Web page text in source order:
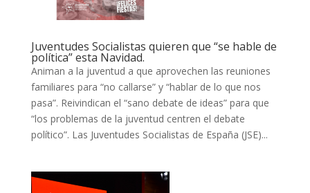
Juventudes Socialistas quieren que “se hable de
política” esta Navidad.
Animan a la juventud a que aprovechen las reuniones
familiares para “no callarse” y “hablar de lo que nos
pasa”. Reivindican el “sano debate de ideas” para que
“los problemas de la juventud centren el debate
político”. Las Juventudes Socialistas de España (JSE)...